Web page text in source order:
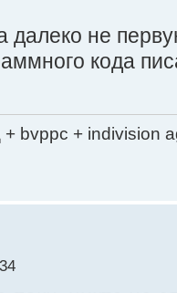
далеко не
кода
bvppc + indivision